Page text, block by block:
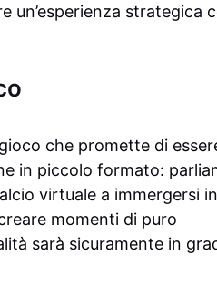
un’esperienza strategica
che promette di
in piccolo formato:
virtuale a immergersi in
momenti di puro
sarà sicuramente in